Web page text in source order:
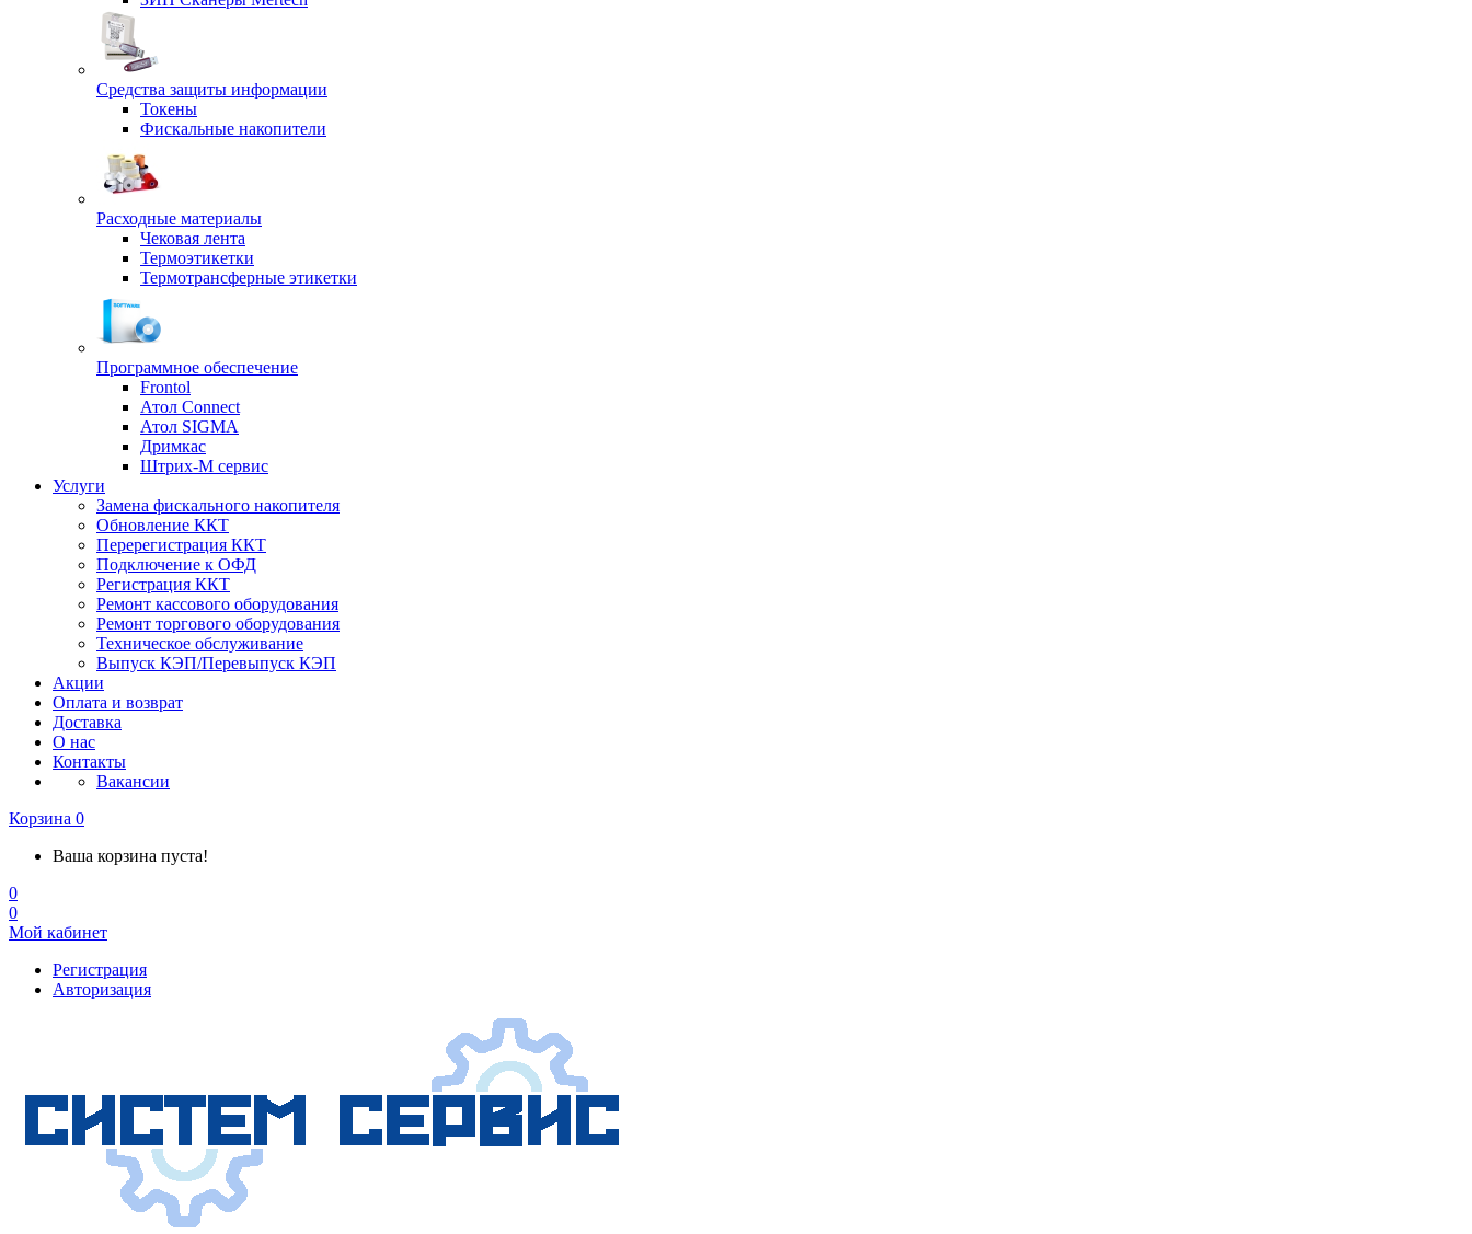
Средства защиты информации
Токены
Фискальные накопители
Расходные материалы
Чековая лента
Термоэтикетки
Термотрансферные этикетки
Программное обеспечение
Frontol
Атол Connect
Атол SIGMA
Дримкас
Штрих-М сервис
Услуги
Замена фискального накопителя
Обновление ККТ
Перерегистрация ККТ
Подключение к ОФД
Регистрация ККТ
Ремонт кассового оборудования
Ремонт торгового оборудования
Техническое обслуживание
Выпуск КЭП/Перевыпуск КЭП
Акции
Оплата и возврат
Доставка
О нас
Контакты
Вакансии
Корзина 0
Ваша корзина пуста!
0
0
Мой кабинет
Регистрация
Авторизация